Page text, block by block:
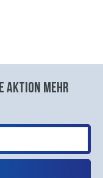
aktion mehr